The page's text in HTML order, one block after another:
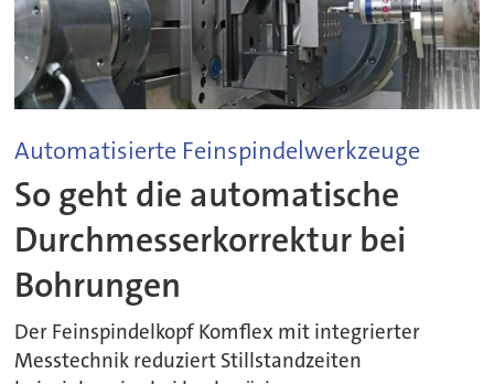
Automatisierte Feinspindelwerkzeuge
So geht die automatische
Durchmesserkorrektur bei
Bohrungen
Der Feinspindelkopf Komflex mit integrierter
Messtechnik reduziert Stillstandzeiten